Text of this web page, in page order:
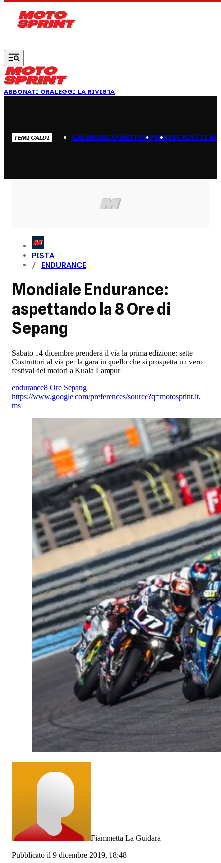
ABBONATI ORALEGGI LA RIVISTA
TEMI CALDI CALENDARIO MOTOGPSBKISCRIVITI AL
PISTA
ENDURANCE
Mondiale Endurance:
aspettando la 8 Ore di
Sepang
Sabato 14 dicembre prenderà il via la prima edizione: sette
Costruttori al via per la gara in quello che si prospetta un vero
festival dei motori a Kuala Lampur
endurance8 Ore Sepang
https://www.google.com/preferences/source?q=motosprint.it,
ms
Fiammetta La Guidara
Pubblicato il 9 dicembre 2019, 18:48